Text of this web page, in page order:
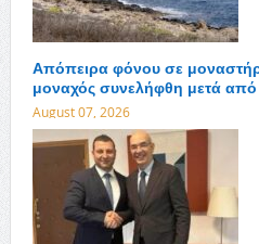
Απόπειρα φόνου σε
μοναχός συνελήφθη μετά από
August 07, 2026